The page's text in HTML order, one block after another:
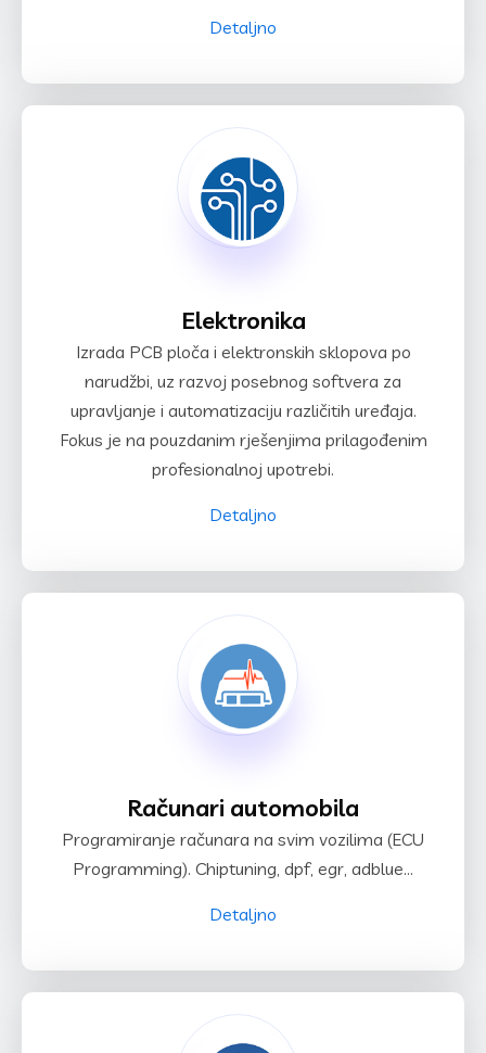
Detaljno
Elektronika
Izrada PCB ploča i elektronskih sklopova po
narudžbi, uz razvoj posebnog softvera za
upravljanje i automatizaciju različitih uređaja.
Fokus je na pouzdanim rješenjima prilagođenim
profesionalnoj upotrebi.
Detaljno
Računari automobila
Programiranje računara na svim vozilima (ECU
Programming). Chiptuning, dpf, egr, adblue...
Detaljno